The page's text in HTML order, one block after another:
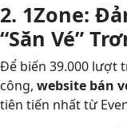
2. 1Zone:
“Săn Vé”
Để biến 39.000 lượt
công, website bán
tiên tiến nhất từ